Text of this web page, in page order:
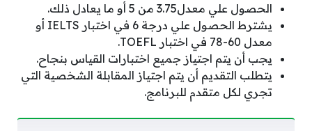
الحصول علي معدل3.75 من 5 أو ما يعادل ذلك.
يشترط الحصول علي درجة 6 في اختبار IELTS أو
معدل 60-78 في اختبار TOEFL.
يجب أن يتم اجتياز جميع اختبارات القياس بنجاح.
يتطلب التقديم أن يتم اجتياز المقابلة الشخصية التي
تجري لكل متقدم للبرنامج.